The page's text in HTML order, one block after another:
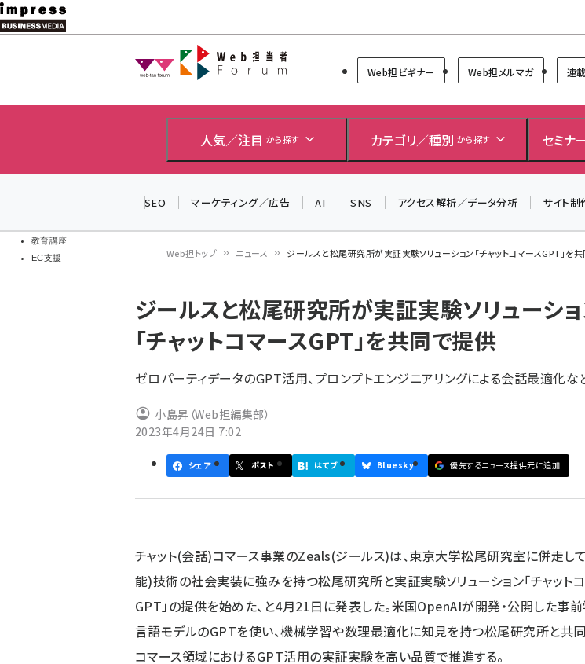
メ
イ
教育講座
EC支援
Web担当者Forum
Web担ビギナー Web担メルマガ 連
人気／注目 から探す カテゴリ／種別 から探す セミナ
SEO マーケティング／広告 AI SNS アクセス解析／データ分析 サイト制
ン
く
ず
Web担トップ ニュース ジールスと松尾研究所が実証実験ソリューション「チャットコマースGPT」を
ジールスと松尾研究所が実証実験ソリューシ
「チャットコマースGPT」を共同で提供
ゼロパーティデータのGPT活用、プロンプトエンジニアリングによる会話最適化な
小島昇（Web担編集部）
2023年4月24日 7:02
シェア ポスト はてブ Bluesky 優先するニュース提供元に追加
チャット(会話)コマース事業のZeals(ジールス)は、東京大学松尾研究室に併走し
能)技術の社会実装に強みを持つ松尾研究所と実証実験ソリューション「チャット
GPT」の提供を始めた、と4月21日に発表した。米国OpenAIが開発・公開した事
言語モデルのGPTを使い、機械学習や数理最適化に知見を持つ松尾研究所と共同
コマース領域におけるGPT活用の実証実験を高い品質で推進する。